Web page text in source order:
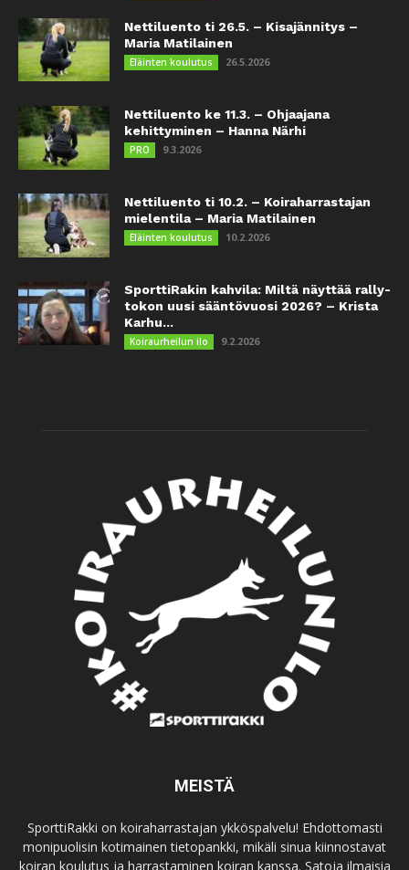
Nettiluento ti 26.5. – Kisajännitys –
Maria Matilainen
Eläinten koulutus 26.5.2026
Nettiluento ke 11.3. – Ohjaajana
kehittyminen – Hanna Närhi
PRO 9.3.2026
Nettiluento ti 10.2. – Koiraharrastajan
mielentila – Maria Matilainen
Eläinten koulutus 10.2.2026
SporttiRakin kahvila: Miltä näyttää rally-
tokon uusi sääntövuosi 2026? – Krista
Karhu...
Koiraurheilun ilo 9.2.2026
MEISTÄ
SporttiRakki on koiraharrastajan ykköspalvelu! Ehdottomasti
monipuolisin kotimainen tietopankki, mikäli sinua kiinnostavat
koiran koulutus ja harrastaminen koiran kanssa. Satoja ilmaisia